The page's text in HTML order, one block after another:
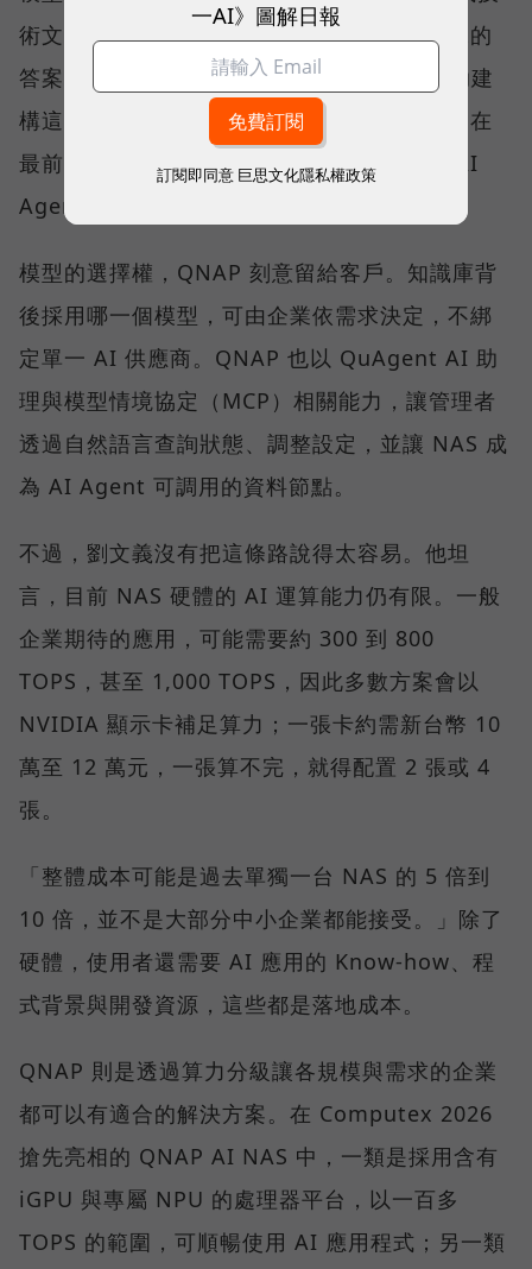
術文件中取回相關內容，再產生附有來源依據的
答案。QNAP 以 Qsirch 的語意搜尋能力協助建
構這類應用，協助企業建立私有知識庫；而走在
最前面的少數企業，則已經嘗試地端推論與 AI
Agent。
模型的選擇權，QNAP 刻意留給客戶。知識庫背
後採用哪一個模型，可由企業依需求決定，不綁
定單一 AI 供應商。QNAP 也以 QuAgent AI 助
理與模型情境協定（MCP）相關能力，讓管理者
透過自然語言查詢狀態、調整設定，並讓 NAS 成
為 AI Agent 可調用的資料節點。
不過，劉文義沒有把這條路說得太容易。他坦
言，目前 NAS 硬體的 AI 運算能力仍有限。一般
企業期待的應用，可能需要約 300 到 800
TOPS，甚至 1,000 TOPS，因此多數方案會以
NVIDIA 顯示卡補足算力；一張卡約需新台幣 10
萬至 12 萬元，一張算不完，就得配置 2 張或 4
張。
「整體成本可能是過去單獨一台 NAS 的 5 倍到
10 倍，並不是大部分中小企業都能接受。」除了
硬體，使用者還需要 AI 應用的 Know-how、程
式背景與開發資源，這些都是落地成本。
QNAP 則是透過算力分級讓各規模與需求的企業
都可以有適合的解決方案。在 Computex 2026
搶先亮相的 QNAP AI NAS 中，一類是採用含有
iGPU 與專屬 NPU 的處理器平台，以一百多
TOPS 的範圍，可順暢使用 AI 應用程式；另一類
一AI》圖解日報
訂閱即同意 巨思文化隱私權政策